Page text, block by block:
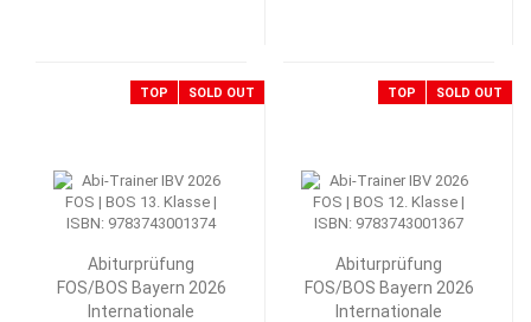
TOP SOLD OUT
Abiturprüfung
FOS/BOS Bayern 2026
Internationale
TOP SOLD OUT
Abiturprüfung
FOS/BOS Bayern 2026
Internationale